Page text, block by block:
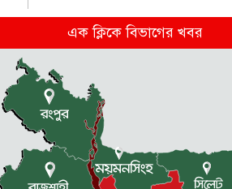
এক ক্লিকে বিভাগের খবর